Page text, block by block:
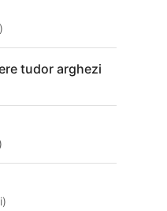
)
tudor arghezi
)
)